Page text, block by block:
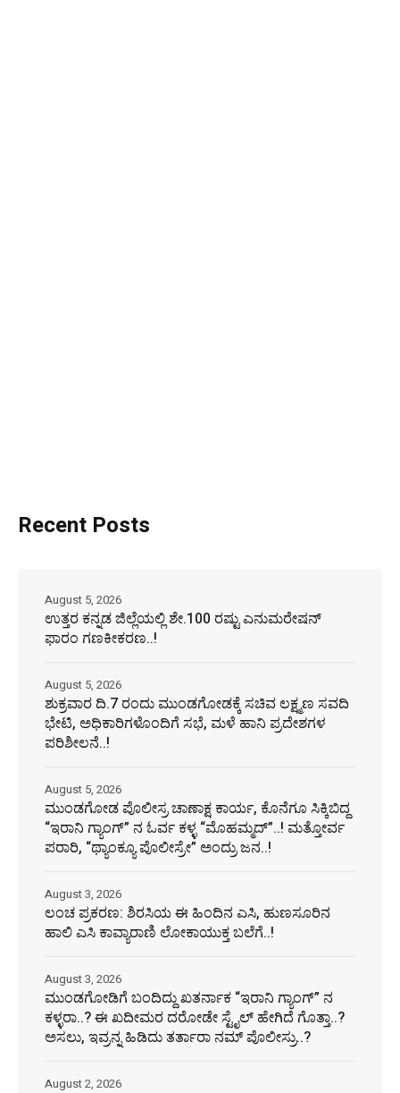
Recent Posts
ಉತ್ತರ ಕನ್ನಡ ಜಿಲ್ಲೆಯಲ್ಲಿ ಶೇ.100 ರಷ್ಟು ಎನುಮರೇಷನ್
ಫಾರಂ ಗಣಕೀಕರಣ..!
August 5, 2026
ಶುಕ್ರವಾರ ದಿ.7 ರಂದು ಮುಂಡಗೋಡಕ್ಕೆ ಸಚಿವ ಲಕ್ಷ್ಮಣ ಸವದಿ
ಭೇಟಿ, ಅಧಿಕಾರಿಗಳೊಂದಿಗೆ ಸಭೆ, ಮಳೆ ಹಾನಿ ಪ್ರದೇಶಗಳ
ಪರಿಶೀಲನೆ..!
August 5, 2026
ಮುಂಡಗೋಡ ಪೊಲೀಸ್ರ ಚಾಣಾಕ್ಷ ಕಾರ್ಯ, ಕೊನೆಗೂ ಸಿಕ್ಕಿಬಿದ್ದ
“ಇರಾನಿ ಗ್ಯಾಂಗ್” ನ ಓರ್ವ ಕಳ್ಳ “ಮೊಹಮ್ಮದ್”..! ಮತ್ತೋರ್ವ
ಪರಾರಿ, “ಥ್ಯಾಂಕ್ಯೂ ಪೊಲೀಸ್ರೇ” ಅಂದ್ರು ಜನ..!
August 5, 2026
ಲಂಚ ಪ್ರಕರಣ: ಶಿರಸಿಯ ಈ ಹಿಂದಿನ ಎಸಿ, ಹುಣಸೂರಿನ
ಹಾಲಿ ಎಸಿ ಕಾವ್ಯಾರಾಣಿ ಲೋಕಾಯುಕ್ತ ಬಲೆಗೆ..!
August 3, 2026
ಮುಂಡಗೋಡಿಗೆ ಬಂದಿದ್ದು ಖತರ್ನಾಕ “ಇರಾನಿ ಗ್ಯಾಂಗ್” ನ
ಕಳ್ಳರಾ..? ಈ ಖದೀಮರ ದರೋಡೇ ಸ್ಟೈಲ್ ಹೇಗಿದೆ ಗೊತ್ತಾ‌..?
ಅಸಲು, ಇವ್ರನ್ನ ಹಿಡಿದು ತರ್ತಾರಾ ನಮ್ ಪೊಲೀಸ್ರು..?
August 3, 2026
August 2, 2026